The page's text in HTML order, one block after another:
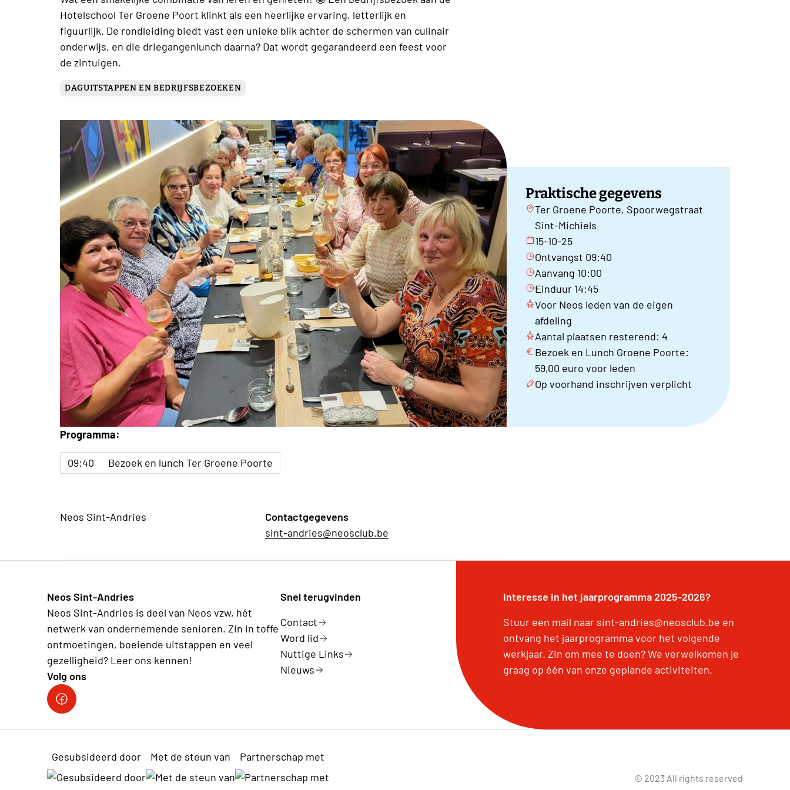
Hotelschool Ter Groene Poort klinkt als een heerlijke ervaring, letterlijk en
figuurlijk. De rondleiding biedt vast een unieke blik achter de schermen van culinair
onderwijs, en die driegangenlunch daarna? Dat wordt gegarandeerd een feest voor
de zintuigen.
DAGUITSTAPPEN EN BEDRIJFSBEZOEKEN
Praktische gegevens
Ter Groene Poorte, Spoorwegstraat
Sint-Michiels
15-10-25
Ontvangst 09:40
Aanvang 10:00
Einduur 14:45
Voor Neos leden van de eigen
afdeling
Aantal plaatsen resterend: 4
Bezoek en Lunch Groene Poorte:
59,00 euro voor leden
Op voorhand inschrijven verplicht
Programma:
09:40 Bezoek en lunch Ter Groene Poorte
Neos Sint-Andries
Contactgegevens
sint-andries@neosclub.be
Neos Sint-Andries
Neos Sint-Andries is deel van Neos vzw, hét
netwerk van ondernemende senioren. Zin in toffe
ontmoetingen, boeiende uitstappen en veel
gezelligheid? Leer ons kennen!
Volg ons
Volg ons op facebook
Snel terugvinden
Contact
Word lid
Nuttige Links
Nieuws
Interesse in het jaarprogramma 2025-2026?
Stuur een mail naar sint-andries@neosclub.be en
ontvang het jaarprogramma voor het volgende
werkjaar. Zin om mee te doen? We verwelkomen je
graag op één van onze geplande activiteiten.
Gesubsideerd door Met de steun van Partnerschap met
© 2023 All rights reserved